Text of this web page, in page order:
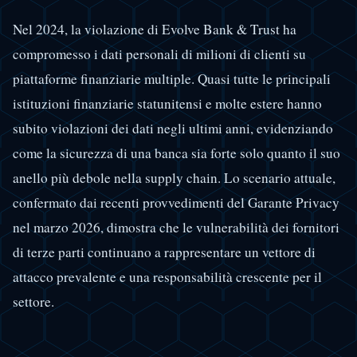
Nel 2024, la violazione di Evolve Bank & Trust ha
compromesso i dati personali di milioni di clienti su
piattaforme finanziarie multiple. Quasi tutte le principali
istituzioni finanziarie statunitensi e molte estere hanno
subito violazioni dei dati negli ultimi anni, evidenziando
come la sicurezza di una banca sia forte solo quanto il suo
anello più debole nella supply chain. Lo scenario attuale,
confermato dai recenti provvedimenti del Garante Privacy
nel marzo 2026, dimostra che le vulnerabilità dei fornitori
di terze parti continuano a rappresentare un vettore di
attacco prevalente e una responsabilità crescente per il
settore.